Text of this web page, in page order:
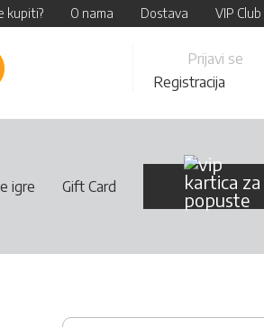
kupiti? O nama Dostava VIP Club
Content
Prijavi se
Registracija
igre Gift Card